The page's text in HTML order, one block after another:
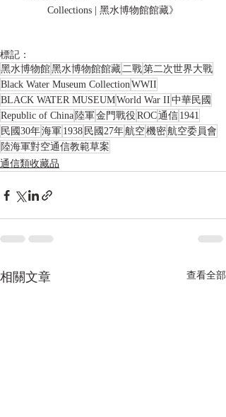
Collections | 黑水博物館館藏》
標記：
黑水博物館黑水博物館館藏二戰第二次世界大戰
Black Water Museum CollectionWWII
BLACK WATER MUSEUMWorld War II 中華民國
Republic of China 陸軍金門戰役ROC通信 1941
民國30年海軍 1938 民國27年航空機密航空委員會
陸海軍對空通信教範草案
通信類收藏品
相關文章 查看全部